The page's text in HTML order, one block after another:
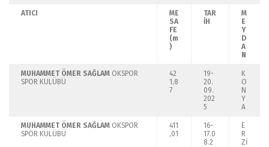
ATICI
ME
SA
FE
(m
)
TAR
İH
M
E
Y
D
A
N
MUHAMMET ÖMER SAĞLAM OKSPOR
SPOR KULÜBÜ
42
1,8
7
19-
20.
09.
202
5
K
O
N
Y
A
MUHAMMET ÖMER SAĞLAM OKSPOR
SPOR KULÜBÜ
411
,01
16-
17.0
8.2
E
R
Zİ